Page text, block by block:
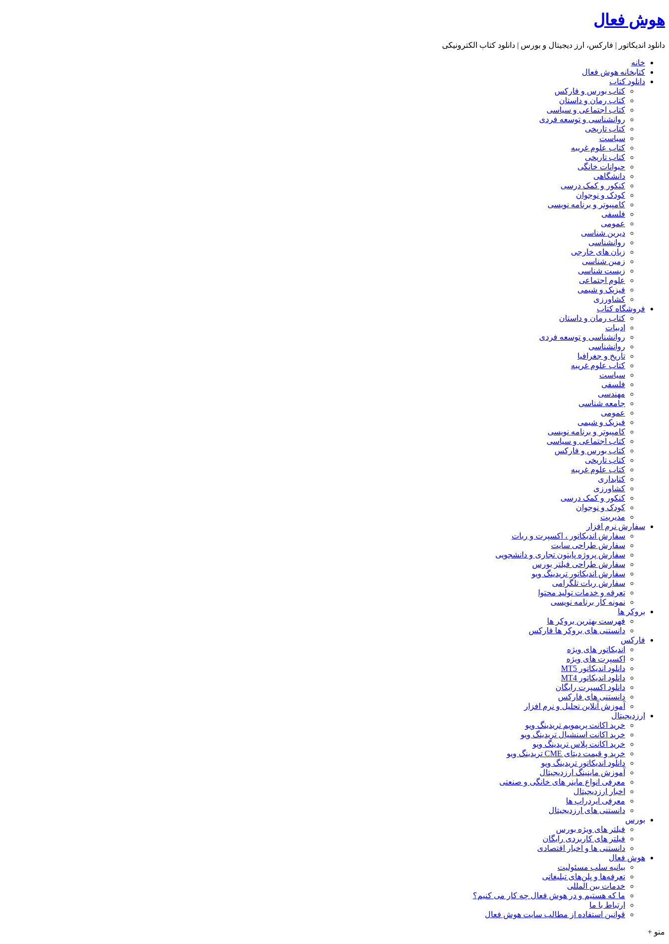
هوش فعال
دانلود اندیکاتور | فارکس، ارز دیجیتال و بورس | دانلود کتاب الکترونیکی
خانه
کتابخانه هوش فعال
دانلود کتاب
کتاب بورس و فارکس
کتاب رمان و داستان
کتاب اجتماعی و سیاسی
روانشناسی و توسعه فردی
کتاب تاریخی
سیاست
کتاب علوم غریبه
کتاب تاریخی
حیوانات خانگی
دانشگاهی
کنکور و کمک‌ درسی
کودک و نوجوان
کامپیوتر و برنامه نویسی
فلسفی
عمومی
دیرین شناسی
روانشناسی
زبان های خارجی
زمین شناسی
زیست شناسی
علوم اجتماعی
فیزیک و شیمی
کشاورزی
فروشگاه کتاب
کتاب رمان و داستان
ادبیات
روانشناسی و توسعه فردی
روانشناسی
تاریخ و جغرافیا
کتاب علوم غریبه
سیاست
فلسفی
مهندسی
جامعه شناسی
عمومی
فیزیک و شیمی
کامپیوتر و برنامه نویسی
کتاب اجتماعی و سیاسی
کتاب بورس و فارکس
کتاب تاریخی
کتاب علوم غریبه
کتابداری
کشاورزی
کنکور و کمک‌ درسی
کودک و نوجوان
مدیریت
سفارش نرم افزار
سفارش اندیکاتور ، اکسپرت و ربات
سفارش طراحی سایت
سفارش پروژه پایتون تجاری و دانشجویی
سفارش طراحی فیلتر بورس
سفارش اندیکاتور تریدینگ ویو
سفارش ربات تلگرامی
تعرفه و خدمات تولید محتوا
نمونه کار برنامه نویسی
بروکر ها
فهرست بهترین بروکر ها
دانستنی های بروکر ها فارکس
فارکس
اندیکاتور های ویژه
اکسپرت های ویژه
دانلود اندیکاتور MT5
دانلود اندیکاتور MT4
دانلود اکسپرت رایگان
دانستنی های فارکس
آموزش آنلاین تحلیل و نرم افزار
ارزدیجیتال
خرید اکانت پریمویم تریدینگ ویو
خرید اکانت اسنشیال تریدینگ ویو
خرید اکانت پلاس تریدینگ ویو
خرید و قیمت دیتای CME تریدینگ ویو
دانلود اندیکاتور تریدینگ ویو
آموزش ماینینگ ارزدیجیتال
معرفی انواع ماینر های خانگی و صنعتی
اخبار ارزدیجیتال
معرفی ایردراپ ها
دانستنی های ارزدیجیتال
بورس
فیلتر های ویژه بورس
فیلتر های کاربردی رایگان
دانستنی ها و اخبار اقتصادی
هوش فعال
بیانیه سلب مسئولیت
تعرفه‌ها و پلن‌های تبلیغاتی
خدمات بین المللی
ما که هستیم و در هوش فعال چه کار می کنیم؟
ارتباط با ما
قوانین استفاده از مطالب سایت هوش فعال
منو +